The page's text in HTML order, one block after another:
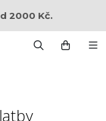
2000 Kč.